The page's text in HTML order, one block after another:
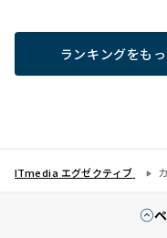
ランキングをも
ITmedia エグゼクティブ